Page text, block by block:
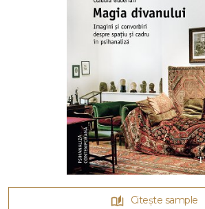
Citește sample